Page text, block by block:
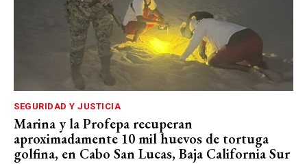
SEGURIDAD Y JUSTICIA
Marina y la Profepa recuperan
aproximadamente 10 mil huevos de tortuga
golfina, en Cabo San Lucas, Baja California Sur